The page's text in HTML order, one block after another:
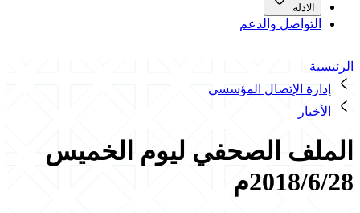
الادلة
التواصل والدعم
الرئيسية
إدارة الإتصال المؤسسي
الأخبار
الملف الصحفي ليوم الخميس
2018/6/28م